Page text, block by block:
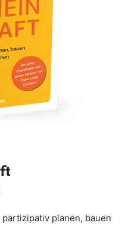
partizipativ planen, bauen